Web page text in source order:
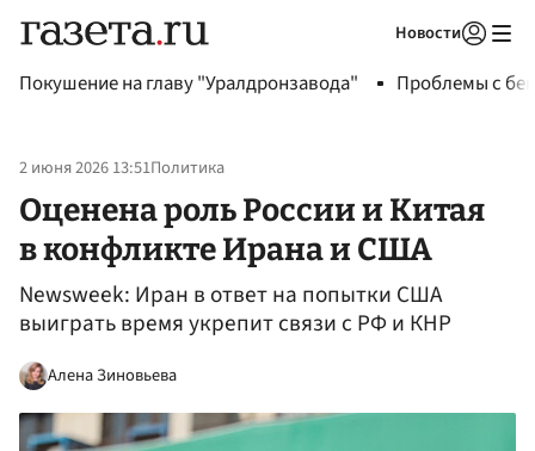
Новости
Покушение на главу "Уралдронзавода" Проблемы с
2 июня 2026 13:51Политика
Оценена роль России и Китая
в конфликте Ирана и США
Newsweek: Иран в ответ на попытки США
выиграть время укрепит связи с РФ и КНР
Алена Зиновьева